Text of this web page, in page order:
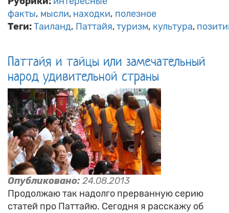
факты мысли находки полезное
Теги:Таиланд Паттайя туризм культура
Паттайя и тайцы или замечательный
народ удивительной страны
Опубликовано: 24.08.2013
Продолжаю так надолго прерванную серию
статей про Паттайю. Сегодня я расскажу об